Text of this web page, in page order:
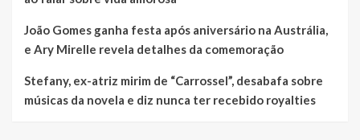
João Gomes ganha festa após aniversário na Austrália,
e Ary Mirelle revela detalhes da comemoração
Stefany, ex-atriz mirim de “Carrossel”, desabafa sobre
músicas da novela e diz nunca ter recebido royalties